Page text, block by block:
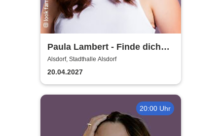
Paula Lambert - Finde dich
gut, sonst findet dich keiner
Alsdorf, Stadthalle Alsdorf
20.04.2027
20:00 Uhr